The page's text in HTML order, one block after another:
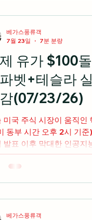
9% 넘게 급락하며 하
발 중동 전쟁 재발로 국제
등함에 따라 쉐브론 등 에
상승하며 최고 성과 기
이션 대응에 대한 시장의
5.27%까지 치솟으며
고용비용지수가 0.9%
리지수가 55.2로 반등하
저가 매수세 유입 미국
유가 $100
벳+테슬라
(07/23/26)
미국 주식 시장이 움직인
시간 오후 2시 기준) 알파벳과 테슬라의 2분기
발표 이후 막대한 인공지
확산되며 나스닥 지수가
회 예멘 후티 반군의 사우
1969년 이후 최저치
탄탄한 고용 시장 입증 및
베가스풍류객
7월 23일
7분 분량
베가스풍류객